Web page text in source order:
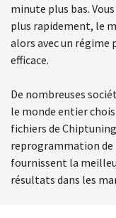
minute plus bas.
plus rapidement, le
alors avec un régime
efficace.
De nombreuses
le monde entier
fichiers de
reprogrammation de
fournissent la
résultats dans les